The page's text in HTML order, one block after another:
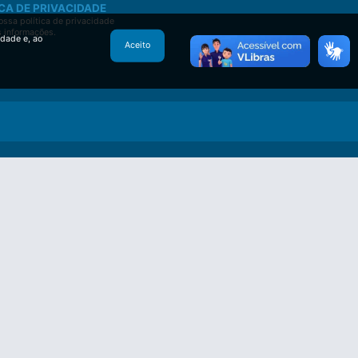
DE PRIVACIDADE
política de privacidade
informações.
e, ao
Aceito